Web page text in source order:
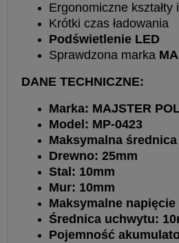
Ergonomiczne kształty
Krótki czas ładowania
Podświetlenie LED
Sprawdzona marka
DANE TECHNICZNE:
Marka: MAJSTER
Model: MP-0423
Maksymalna
Drewno: 25mm
Stal: 10mm
Mur: 10mm
Maksymalne
Średnica uchwytu:
Pojemność